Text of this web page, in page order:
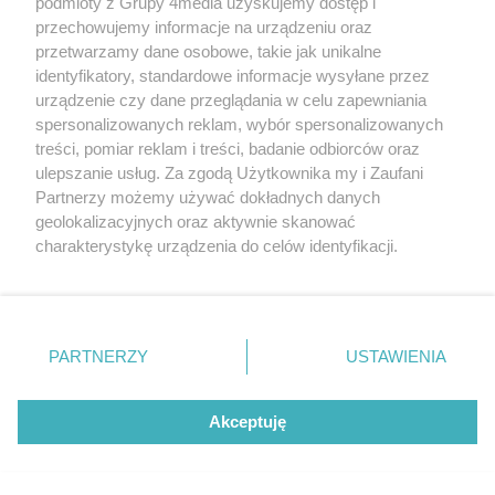
Galerie zdjęć
przechowujemy informacje na urządzeniu oraz
przetwarzamy dane osobowe, takie jak unikalne
identyfikatory, standardowe informacje wysyłane przez
urządzenie czy dane przeglądania w celu zapewniania
spersonalizowanych reklam, wybór spersonalizowanych
treści, pomiar reklam i treści, badanie odbiorców oraz
ulepszanie usług. Za zgodą Użytkownika my i Zaufani
Partnerzy możemy używać dokładnych danych
geolokalizacyjnych oraz aktywnie skanować
charakterystykę urządzenia do celów identyfikacji.
zmienić/wycofać klikając przycisk ustawień prywatności
znajdujący się w lewym dolnym rogu strony
. Niektóre
użytkownika, ale masz prawo sprzeciwić się takiemu
przetwarzaniu. Preferencje będą miały zastosowania tylko
PARTNERZY USTAWIENIA
Akceptuję